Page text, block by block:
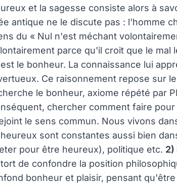
et la sagesse consiste alors à
antique ne le discute pas : l'homme
du « Nul n'est méchant
parce qu'il croit que le mal
le bonheur. La connaissance lui
Ce raisonnement repose sur
le bonheur, axiome répété par
chercher comment faire
le sens commun. Nous vivons
sont constantes aussi bien
pour être heureux), politique etc. 2)
de confondre la position
bonheur et plaisir, pensant